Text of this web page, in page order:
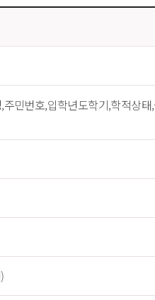
민번호,입학년도학기,학적상